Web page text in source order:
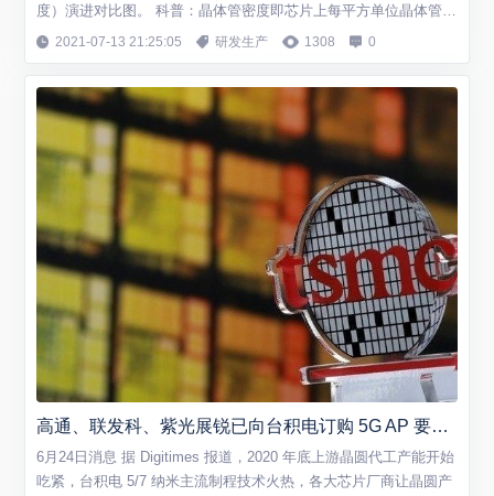
度）演进对比图。 科普：晶体管密度即芯片上每平方单位晶体管
数，此处对比的是每平方毫米晶体管数量。 Digitimes 指出，英特
2021-07-13 21:25:05 研发生产 1308 0
高通、联发科、紫光展锐已向台积电订购 5G AP 要求 6nm 制程
6月24日消息 据 Digitimes 报道，2020 年底上游晶圆代工产能开始
吃紧，台积电 5/7 纳米主流制程技术火热，各大芯片厂商让晶圆产